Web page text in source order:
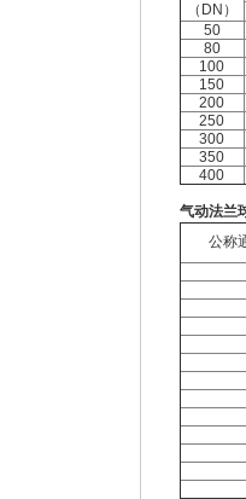
（DN）
50
80
100
150
200
250
300
350
400
气动法兰
公称